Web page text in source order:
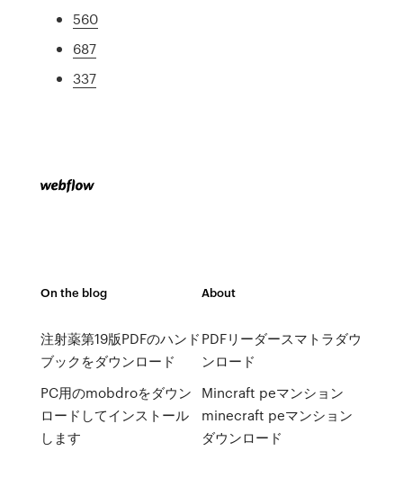
560
687
337
On the blog
注射薬第19版PDFのハンド
ブックをダウンロード
PC用のmobdroをダウン
ロードしてインストール
します
About
PDFリーダースマトラダウ
ンロード
Mincraft peマンション
minecraft peマンション
ダウンロード